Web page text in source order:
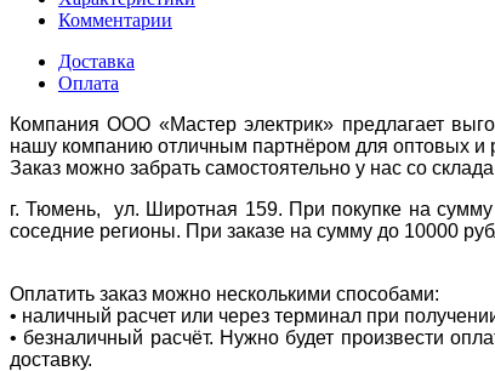
Комментарии
Доставка
Оплата
Компания ООО «Мастер электрик» предлагает
нашу компанию отличным партнёром для оптовых и
Заказ можно забрать самостоятельно у нас со
г. Тюмень, ул. Широтная 159. При покупке на
соседние регионы. При заказе на сумму до 10000
Оплатить заказ можно несколькими способами:
• наличный расчет или через терминал при
• безналичный расчёт. Нужно будет произвести
доставку.